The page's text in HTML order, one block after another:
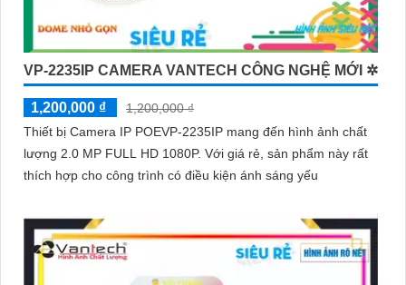
VP-2235IP CAMERA VANTECH CÔNG NGHỆ MỚI ✲
1,200,000 ₫
1,200,000 ₫
Thiết bị Camera IP POEVP-2235IP mang đến hình ảnh chất
lượng 2.0 MP FULL HD 1080P. Với giá rẻ, sản phẩm này rất
thích hợp cho công trình có điều kiện ánh sáng yếu